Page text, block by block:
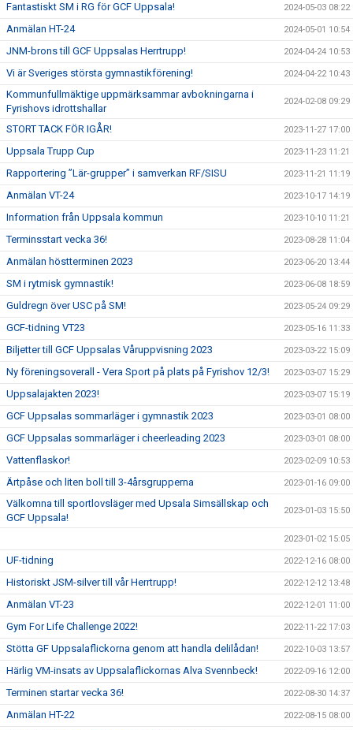
Fantastiskt SM i RG för GCF Uppsala! 2024-05-03 08:22
Anmälan HT-24 2024-05-01 10:54
JNM-brons till GCF Uppsalas Herrtrupp! 2024-04-24 10:53
Vi är Sveriges största gymnastikförening! 2024-04-22 10:43
Kommunfullmäktige uppmärksammar avbokningarna i
Fyrishovs idrottshallar
2024-02-08 09:29
STORT TACK FÖR IGÅR! 2023-11-27 17:00
Uppsala Trupp Cup 2023-11-23 11:21
Rapportering ”Lär-grupper” i samverkan RF/SISU 2023-11-21 11:19
Anmälan VT-24 2023-10-17 14:19
Information från Uppsala kommun 2023-10-10 11:21
Terminsstart vecka 36! 2023-08-28 11:04
Anmälan höstterminen 2023 2023-06-20 13:44
SM i rytmisk gymnastik! 2023-06-08 18:59
Guldregn över USC på SM! 2023-05-24 09:29
GCF-tidning VT23 2023-05-16 11:33
Biljetter till GCF Uppsalas Våruppvisning 2023 2023-03-22 15:09
Ny föreningsoverall - Vera Sport på plats på Fyrishov 12/3! 2023-03-07 15:29
Uppsalajakten 2023! 2023-03-07 15:19
GCF Uppsalas sommarläger i gymnastik 2023 2023-03-01 08:00
GCF Uppsalas sommarläger i cheerleading 2023 2023-03-01 08:00
Vattenflaskor! 2023-02-09 10:53
Ärtpåse och liten boll till 3-4årsgrupperna 2023-01-16 09:00
Välkomna till sportlovsläger med Upsala Simsällskap och
GCF Uppsala!
2023-01-03 15:50
2023-01-02 15:05
UF-tidning 2022-12-16 08:00
Historiskt JSM-silver till vår Herrtrupp! 2022-12-12 13:48
Anmälan VT-23 2022-12-01 11:00
Gym For Life Challenge 2022! 2022-11-22 17:03
Stötta GF Uppsalaflickorna genom att handla delilådan! 2022-10-03 13:57
Härlig VM-insats av Uppsalaflickornas Alva Svennbeck! 2022-09-16 12:00
Terminen startar vecka 36! 2022-08-30 14:37
Anmälan HT-22 2022-08-15 08:00